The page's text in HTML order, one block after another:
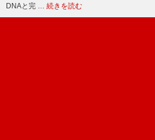
DNAと完 … 続きを読む